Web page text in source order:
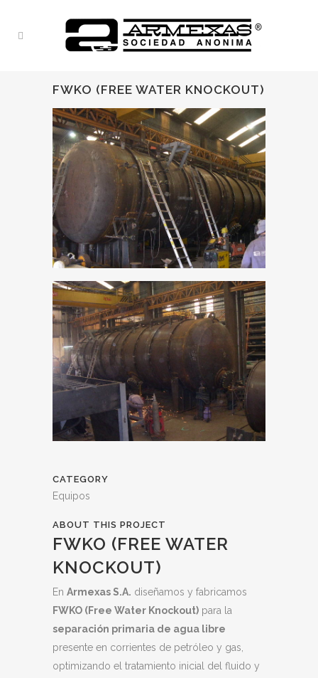
FWKO (FREE WATER KNOCKOUT)
CATEGORY
Equipos
ABOUT THIS PROJECT
FWKO (FREE WATER
KNOCKOUT)
En Armexas S.A. diseñamos y fabricamos
FWKO (Free Water Knockout) para la
separación primaria de agua libre
presente en corrientes de petróleo y gas,
optimizando el tratamiento inicial del fluido y